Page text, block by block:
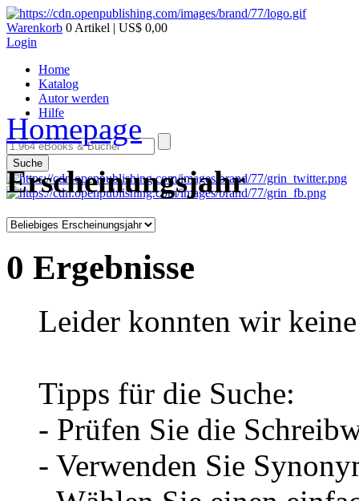
Warenkorb 0 Artikel | US$ 0,00
Login
Home
Katalog
Autor werden
Hilfe
Suche
Homepage
Erscheinungsjahr
0 Ergebnisse
Leider konnten wir
Tipps für die Suche:
- Prüfen Sie die
- Verwenden Sie